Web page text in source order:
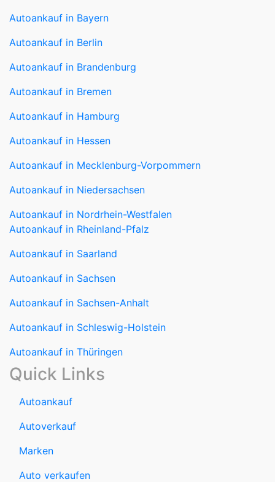
Autoankauf in Berlin
Autoankauf in Niedersachsen
Autoankauf in Rheinland-Pfalz
Autoankauf in Thüringen
Quick Links